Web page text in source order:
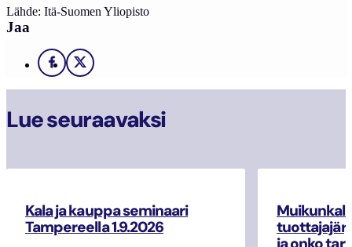
Lähde: Itä-Suomen Yliopisto
Jaa
Facebook
X
Lue seuraavaksi
Kala ja kauppa seminaari
Tampereella 1.9.2026